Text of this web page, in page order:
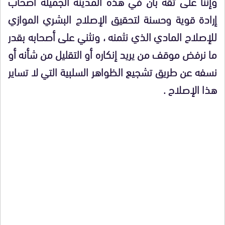
إرادة قوية وحسنة لتحقيق الإصلاح البشري الموازي
للإصلاح المادي الذي نثمنه ، ونثني على أصحابه بقدر
ما نرفض موقف من يريد إنكاره أو التقليل من شأنه أو
نسفه عن طريق تشجيع الظواهر السلبية التي لا تساير
هذا الإصلاح .